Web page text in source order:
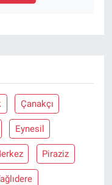
Çanakçı
Eynesil
Piraziz